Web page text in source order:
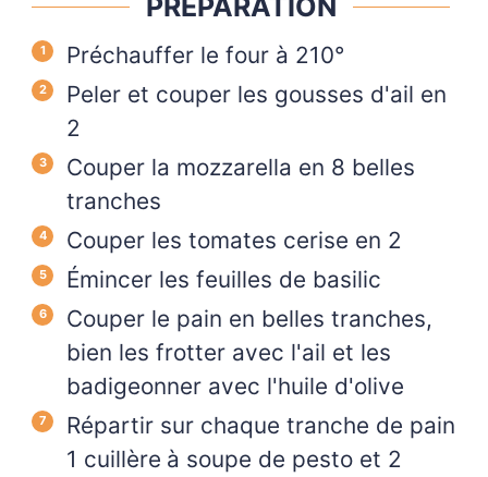
PRÉPARATION
Préchauffer le four à 210°
Peler et couper les gousses d'ail en
2
Couper la mozzarella en 8 belles
tranches
Couper les tomates cerise en 2
Émincer les feuilles de basilic
Couper le pain en belles tranches,
bien les frotter avec l'ail et les
badigeonner avec l'huile d'olive
Répartir sur chaque tranche de pain
1 cuillère à soupe de pesto et 2